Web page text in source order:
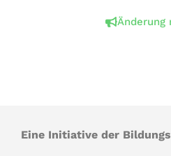
Änderung
Eine Initiative der